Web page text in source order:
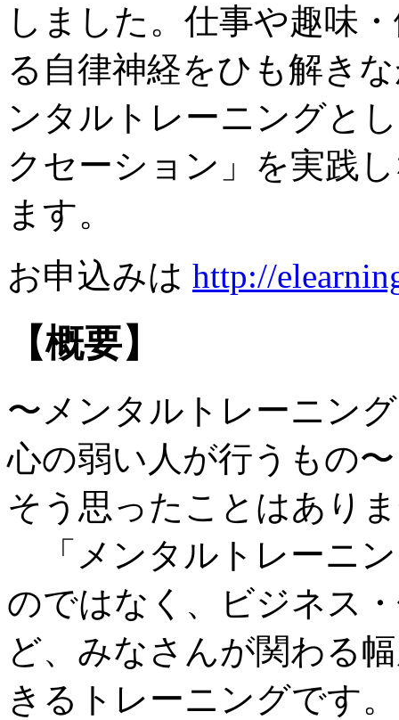
しました。仕事や趣味
る自律神経をひも解き
ンタルトレーニングと
クセーション」を実践
ます。
お申込みは http://
【概要】
〜メンタルトレーニン
心の弱い人が行うもの〜
そう思ったことはあり
「メンタルトレーニ
のではなく、ビジネス
ど、みなさんが関わる
きるトレーニングです。